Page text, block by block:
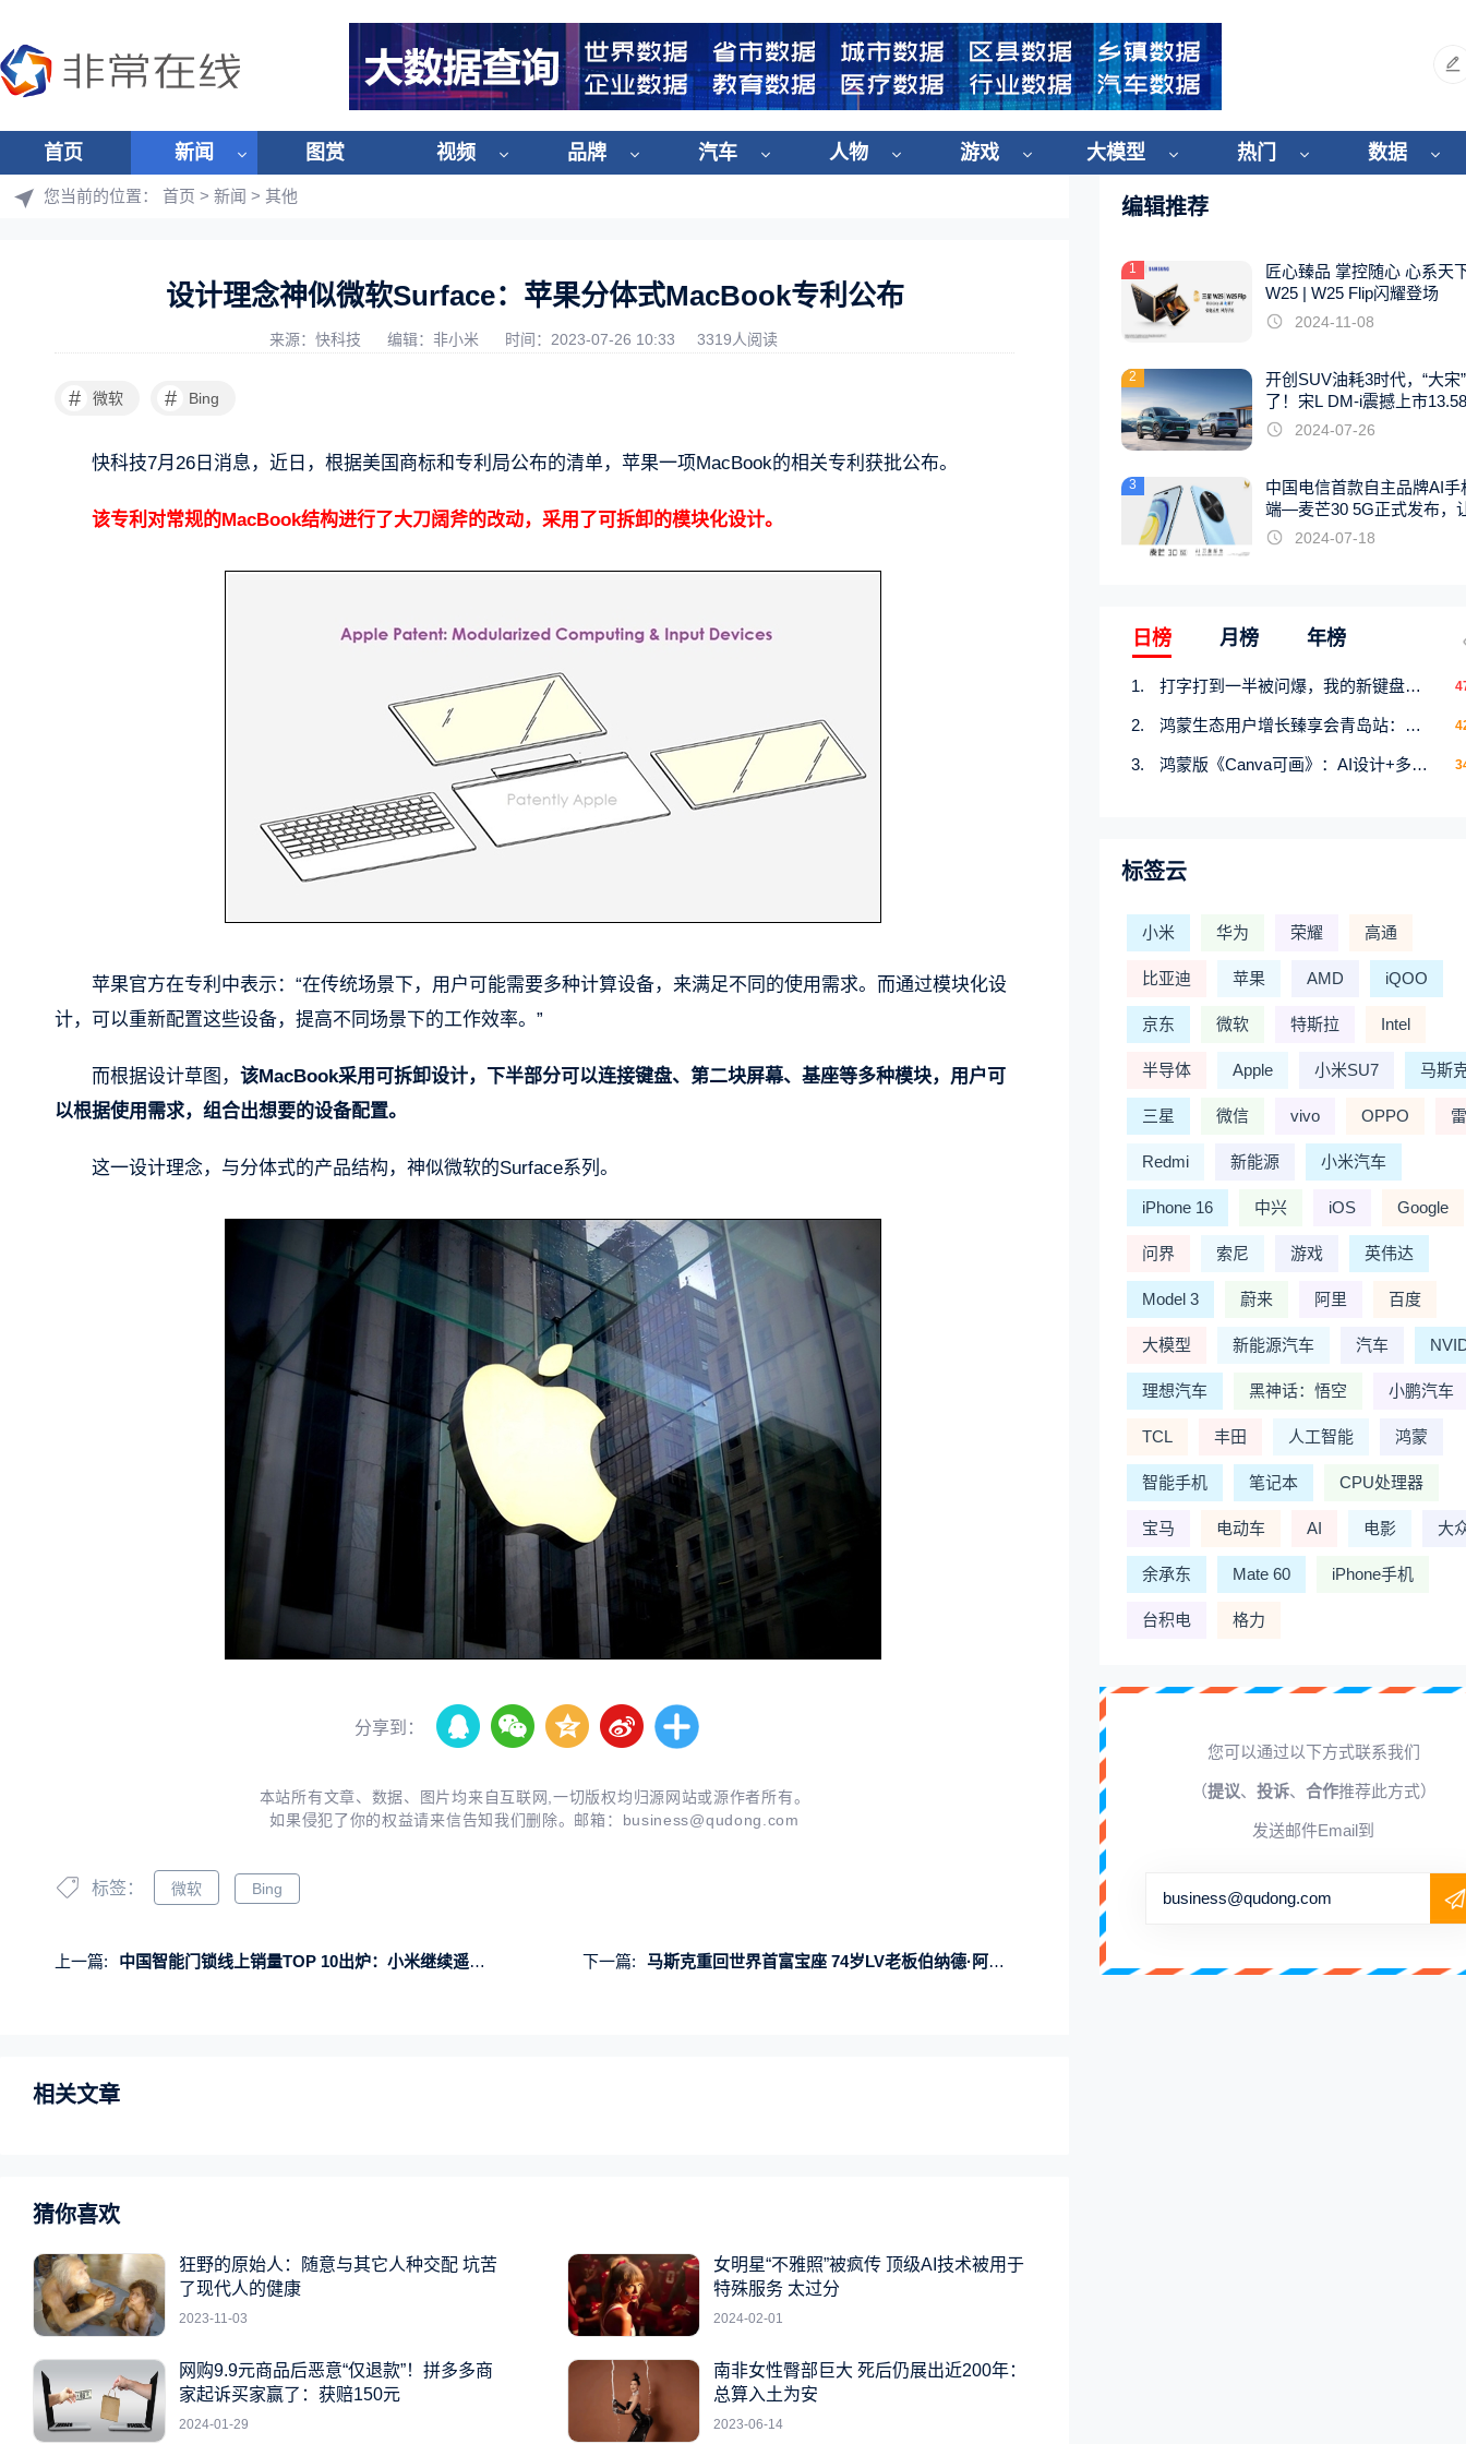
首页 新闻 图赏 视频 品牌 汽车 人物 游戏 大模型 热门 数据
您当前的位置： 首页 > 新闻 > 其他
设计理念神似微软Surface：苹果分体式MacBook专利公布
来源：快科技 编辑：非小米 时间：2023-07-26 10:33 3319人阅读
# 微软 # Bing
快科技7月26日消息，近日，根据美国商标和专利局公布的清单，苹果一项MacBook的相关专利获批公布。
该专利对常规的MacBook结构进行了大刀阔斧的改动，采用了可拆卸的模块化设计。
苹果官方在专利中表示：“在传统场景下，用户可能需要多种计算设备，来满足不同的使用需求。而通过模块化设
计，可以重新配置这些设备，提高不同场景下的工作效率。”
而根据设计草图， 该MacBook采用可拆卸设计，下半部分可以连接键盘、第二块屏幕、基座等多种模块，用户可
以根据使用需求，组合出想要的设备配置。
这一设计理念，与分体式的产品结构，神似微软的Surface系列。
分享到：
本站所有文章、数据、图片均来自互联网,一切版权均归源网站或源作者所有。
如果侵犯了你的权益请来信告知我们删除。邮箱： business@qudong.com
标签： 微软 Bing
上一篇: 中国智能门锁线上销量TOP 10出炉：小米继续遥遥领先 下一篇: 马斯克重回世界首富宝座 74岁LV老板伯纳德·阿尔诺第二：要把股份平均分给五个子女
相关文章
猜你喜欢
狂野的原始人：随意与其它人种交配 坑苦
了现代人的健康
2023-11-03
女明星“不雅照”被疯传 顶级AI技术被用于
特殊服务 太过分
2024-02-01
网购9.9元商品后恶意“仅退款”！拼多多商
家起诉买家赢了：获赔150元
2024-01-29
南非女性臀部巨大 死后仍展出近200年：
总算入土为安
2023-06-14
编辑推荐
1
匠心臻品 掌控随心 心系天
W25 | W25 Flip闪耀登场
2024-11-08
2
开创SUV油耗3时代，“大宋
了！宋L DM-i震撼上市
起
2024-07-26
3
中国电信首款自主品牌AI手
端—麦芒30 5G正式发布，
触手可及2024-07-18
日榜 月榜 年榜
打字打到一半被问爆，我的新键盘皮肤才是暑期隐藏快乐源
鸿蒙生态用户增长臻享会青岛站：携手行业伙伴共研增长新机遇
鸿蒙版《Canva可画》：AI设计+多端流转，创意产出快人一步
标签云
小米 华为 荣耀 高通
比亚迪 苹果 AMD iQOO
京东 微软 特斯拉 Intel
半导体 Apple 小米SU7 马斯
三星 微信 vivo OPPO
Redmi 新能源 小米汽车
iPhone 16 中兴 iOS Google
问界 索尼 游戏 英伟达
Model 3 蔚来 阿里 百度
大模型 新能源汽车 汽车
理想汽车 黑神话：悟空 小鹏汽车
TCL 丰田 人工智能 鸿蒙
智能手机 笔记本 CPU处理器
宝马 电动车 AI 电影 大
余承东 Mate 60 iPhone手机
台积电 格力
您可以通过以下方式联系我们
（提议、 投诉、 合作推荐此方式）
发送邮件Email到
business@qudong.com